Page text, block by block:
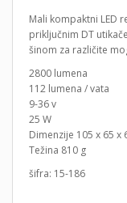
Mali kompaktni LED
priključnim DT
šinom za različite
2800 lumena
112 lumena / vata
9-36 v
25 W
Dimenzije 105 x 65 x
Težina 810 g
šifra: 15-186